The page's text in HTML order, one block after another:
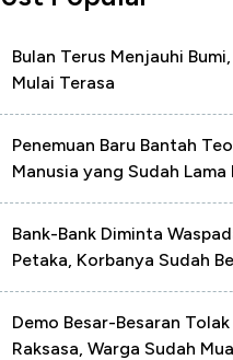
Bulan Terus Menjauhi
Mulai Terasa
Penemuan Baru Bantah
Manusia yang Sudah Lama
Bank-Bank Diminta
Petaka, Korbanya Sudah
Demo Besar-Besaran
Raksasa, Warga Sudah